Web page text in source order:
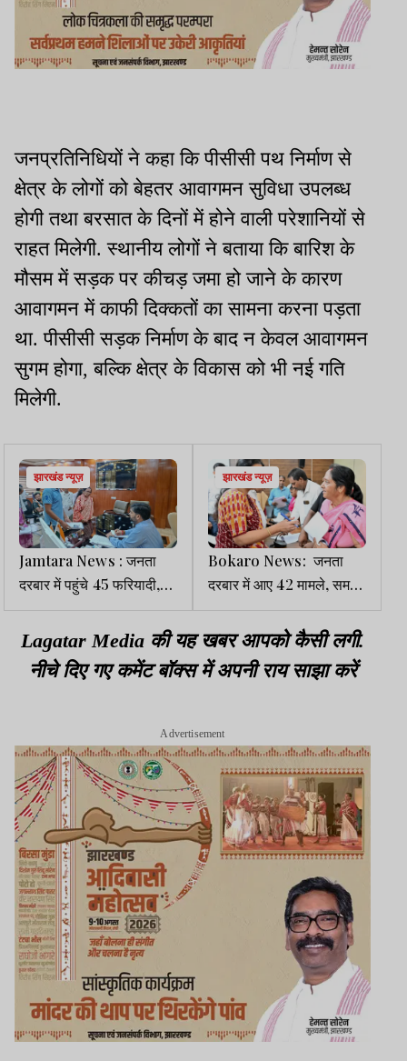
जनप्रतिनिधियों ने कहा कि पीसीसी पथ निर्माण से
क्षेत्र के लोगों को बेहतर आवागमन सुविधा उपलब्ध
होगी तथा बरसात के दिनों में होने वाली परेशानियों से
राहत मिलेगी. स्थानीय लोगों ने बताया कि बारिश के
मौसम में सड़क पर कीचड़ जमा हो जाने के कारण
आवागमन में काफी दिक्कतों का सामना करना पड़ता
था. पीसीसी सड़क निर्माण के बाद न केवल आवागमन
सुगम होगा, बल्कि क्षेत्र के विकास को भी नई गति
मिलेगी.
झारखंड न्यूज़
Jamtara News : जनता
दरबार में पहुंचे 45 फरियादी,
डीसी ने दिया एक हफ्ते में
कार्रवाई का निर्देश
झारखंड न्यूज़
Bokaro News: जनता
दरबार में आए 42 मामले, समय
पर निष्पादित करने के निर्देश
Lagatar Media की यह खबर आपको कैसी लगी.
नीचे दिए गए कमेंट बॉक्स में अपनी राय साझा करें
Advertisement